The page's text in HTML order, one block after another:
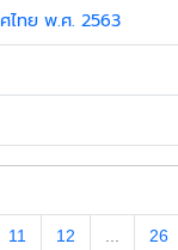
ไทย พ.ศ. 2563
11 12 26